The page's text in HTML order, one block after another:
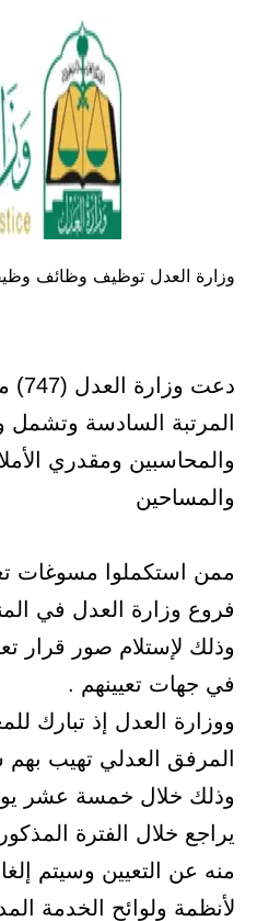
وزارة العدل توظيف وظائف
دعت
المرتبة السادسة وتشمل
والمحاسبين ومقدري
والمساحين
ممن استكملوا مسوغات
فروع وزارة العدل في
وذلك لإستلام صور قرار
في جهات تعيينهم .
ووزارة العدل إذ تبارك
المرفق العدلي تهيب
وذلك خلال خمسة عشر
يراجع خلال الفترة
منه عن التعيين وسيتم
لأنظمة ولوائح الخدمة